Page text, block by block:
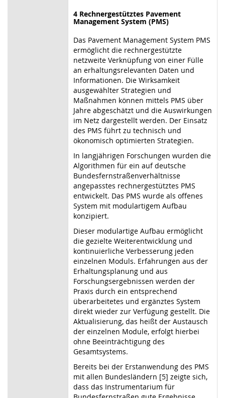
4 Rechnergestütztes Pavement
Management System (PMS)
Das Pavement Management System PMS
ermöglicht die rechnergestützte
netzweite Verknüpfung von einer Fülle
an erhaltungsrelevanten Daten und
Informationen. Die Wirksamkeit
ausgewählter Strategien und
Maßnahmen können mittels PMS über
Jahre abgeschätzt und die Auswirkungen
im Netz dargestellt werden. Der Einsatz
des PMS führt zu technisch und
ökonomisch optimierten Strategien.
In langjährigen Forschungen wurden die
Algorithmen für ein auf deutsche
Bundesfernstraßenverhältnisse
angepasstes rechnergestütztes PMS
entwickelt. Das PMS wurde als offenes
System mit modulartigem Aufbau
konzipiert.
Dieser modulartige Aufbau ermöglicht
die gezielte Weiterentwicklung und
kontinuierliche Verbesserung jeden
einzelnen Moduls. Erfahrungen aus der
Erhaltungsplanung und aus
Forschungsergebnissen werden der
Praxis durch ein entsprechend
überarbeitetes und ergänztes System
direkt wieder zur Verfügung gestellt. Die
Aktualisierung, das heißt der Austausch
der einzelnen Module, erfolgt hierbei
ohne Beeinträchtigung des
Gesamtsystems.
Bereits bei der Erstanwendung des PMS
mit allen Bundesländern [5] zeigte sich,
dass das Instrumentarium für